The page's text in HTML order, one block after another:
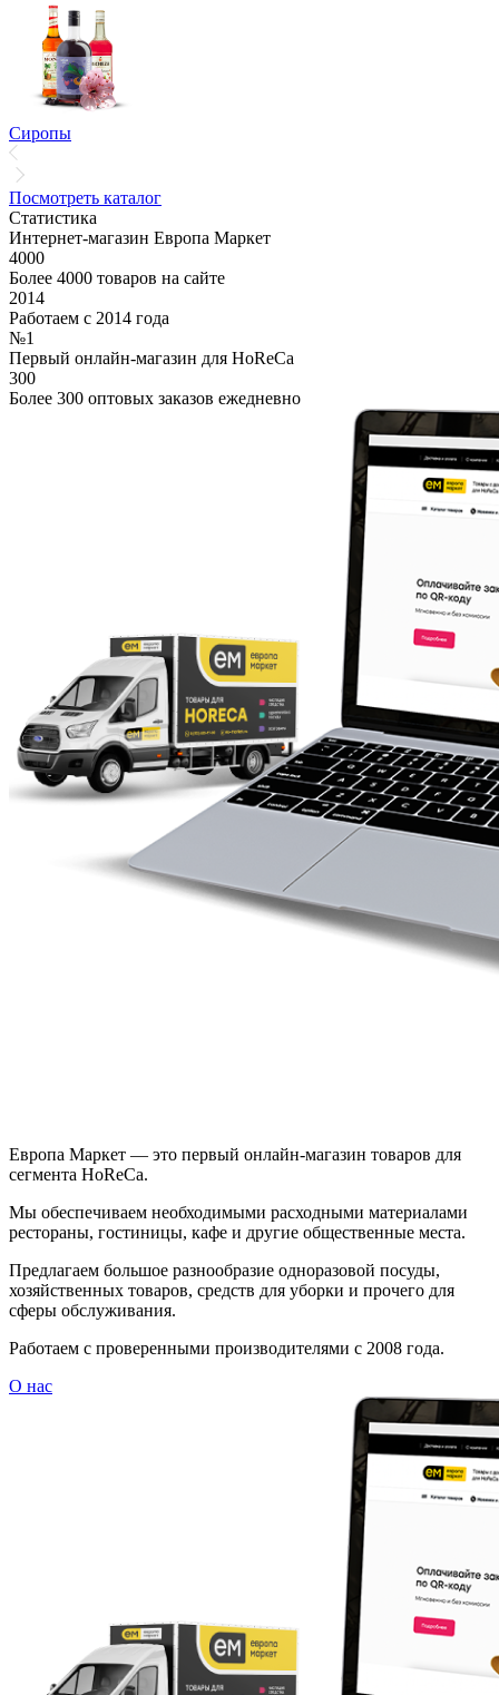
Сиропы
Посмотреть каталог
Статистика
Интернет-магазин Европа Маркет
4000
Более 4000 товаров на сайте
2014
Работаем с 2014 года
№1
Первый онлайн-магазин для HoReCa
300
Более 300 оптовых заказов ежедневно
Европа Маркет — это первый онлайн-магазин товаров для
сегмента HoReCa.
Мы обеспечиваем необходимыми расходными материалами
рестораны, гостиницы, кафе и другие общественные места.
Предлагаем большое разнообразие одноразовой посуды,
хозяйственных товаров, средств для уборки и прочего для
сферы обслуживания.
Работаем с проверенными производителями с 2008 года.
О нас